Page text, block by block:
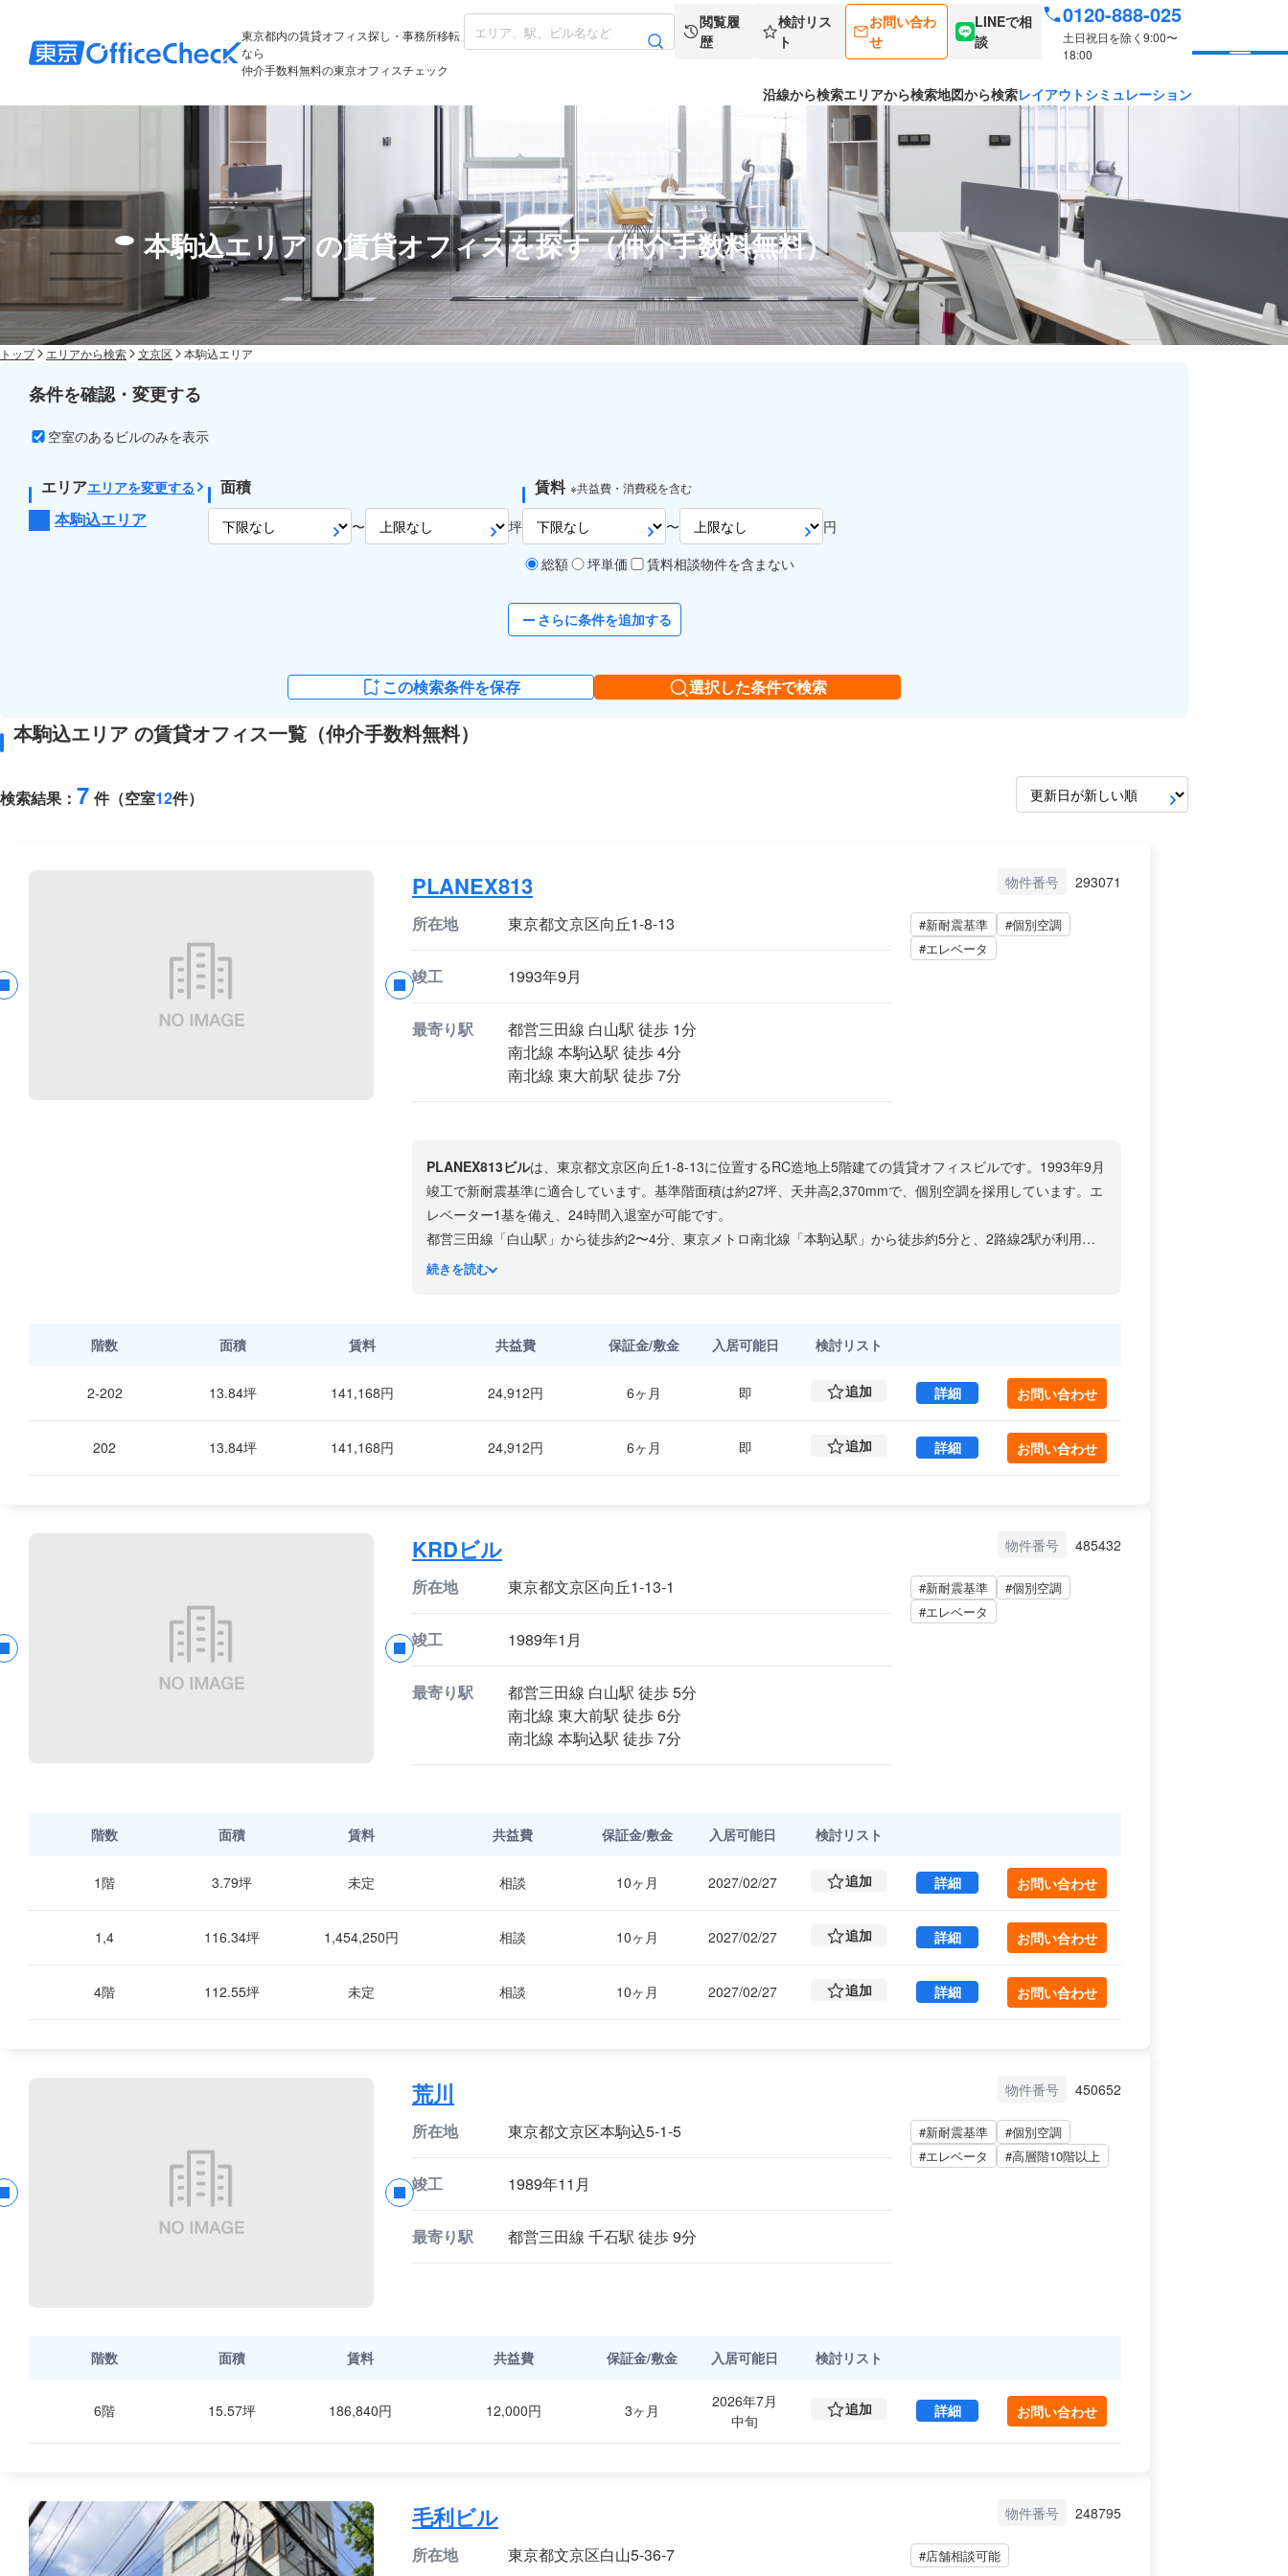
東京都内の賃貸オフィス探し・事務所移転
なら
仲介手数料無料の東京オフィスチェック
閲覧履
歴
検討リス
ト
お問い合わ
せ
LINEで相
談
0120-888-025
土日祝日を除く9:00〜
18:00
沿線から検索エリアから検索地図から検索レイアウトシミュレーション
本駒込エリア の賃貸オフィスを探す（仲介手数料無料）
トップ エリアから検索 文京区 本駒込エリア
条件を確認・変更する
空室のあるビルのみを表示
エリアエリアを変更する
本駒込エリア
面積
〜 坪
賃料 ※共益費・消費税を含む
〜
円
総額
坪単価 賃料相談物件を含まない
さらに条件を追加する
この検索条件を保存 選択した条件で検索
本駒込エリア の賃貸オフィス一覧（仲介手数料無料）
検索結果： 7 件（空室12件）
PLANEX813 物件番号 293071
所在地 東京都文京区向丘1-8-13
竣工 1993年9月
最寄り駅
都営三田線 白山駅 徒歩 1分
南北線 本駒込駅 徒歩 4分
南北線 東大前駅 徒歩 7分
#新耐震基準
#個別空調
#エレベータ
PLANEX813ビルは、東京都文京区向丘1-8-13に位置するRC造地上5階建ての賃貸オフィスビルです。1993年9月
竣工で新耐震基準に適合しています。基準階面積は約27坪、天井高2,370mmで、個別空調を採用しています。エ
レベーター1基を備え、24時間入退室が可能です。
都営三田線「白山駅」から徒歩約2〜4分、東京メトロ南北線「本駒込駅」から徒歩約5分と、2路線2駅が利用可
能な好立地です。
続きを読む
階数 面積 賃料 共益費 保証金/敷金 入居可能日 検討リスト
2-202 13.84坪 141,168円 24,912円 6ヶ月 即 追加 詳細PLANEX813 2-202 (45.75㎡) ｜文京区 の賃貸オフィ
お問い合わせ
202 13.84坪 141,168円 24,912円 6ヶ月 即 追加 詳細ＰＬＡＮＥＸ８１３ビル 202 (45.75㎡) ｜文京区 の
お問い合わせ
KRDビル 物件番号 485432
所在地 東京都文京区向丘1-13-1
竣工 1989年1月
最寄り駅
都営三田線 白山駅 徒歩 5分
南北線 東大前駅 徒歩 6分
南北線 本駒込駅 徒歩 7分
#新耐震基準
#個別空調
#エレベータ
階数 面積 賃料 共益費 保証金/敷金 入居可能日 検討リスト
1階 3.79坪 未定 相談 10ヶ月 2027/02/27 追加 詳細KRDビル 1 (12.53㎡) ｜文京区 の賃貸オフィス・セ
お問い合わせ
1,4 116.34坪 1,454,250円 相談 10ヶ月 2027/02/27 追加 詳細KRDビル 1,4 (384.6㎡) ｜文京区 の賃貸オフィス・セ
お問い合わせ
4階 112.55坪 未定 相談 10ヶ月 2027/02/27 追加 詳細KRDビル 4 (372.07㎡) ｜文京区 の賃貸オフィス・セ
お問い合わせ
荒川 物件番号 450652
所在地 東京都文京区本駒込5-1-5
竣工 1989年11月
最寄り駅 都営三田線 千石駅 徒歩 9分
#新耐震基準
#個別空調
#エレベータ
#高層階10階以上
階数 面積 賃料 共益費 保証金/敷金 入居可能日 検討リスト
6階 15.57坪 186,840円 12,000円 3ヶ月
2026年7月
中旬
追加 詳細荒川 6 (51.47㎡) ｜文京区 の賃貸オフィス・セットア
お問い合わせ
毛利ビル 物件番号 248795
所在地 東京都文京区白山5-36-7 #店舗相談可能